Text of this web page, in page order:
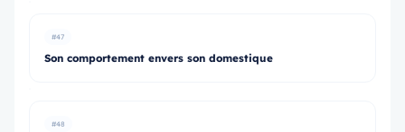
#47
Son comportement envers son domestique
#48